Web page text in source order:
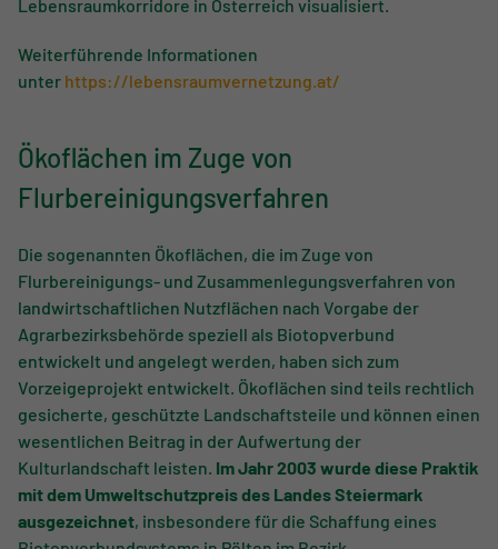
Lebensraumkorridore in Österreich visualisiert.
Weiterführende Informationen
unter https://lebensraumvernetzung.at/
Ökoflächen im Zuge von
Flurbereinigungsverfahren
Die sogenannten Ökoflächen, die im Zuge von
Flurbereinigungs- und Zusammenlegungsverfahren von
landwirtschaftlichen Nutzflächen nach Vorgabe der
Agrarbezirksbehörde speziell als Biotopverbund
entwickelt und angelegt werden, haben sich zum
Vorzeigeprojekt entwickelt. Ökoflächen sind teils rechtlich
gesicherte, geschützte Landschaftsteile und können einen
wesentlichen Beitrag in der Aufwertung der
Kulturlandschaft leisten. Im Jahr 2003 wurde diese Praktik
mit dem Umweltschutzpreis des Landes Steiermark
ausgezeichnet, insbesondere für die Schaffung eines